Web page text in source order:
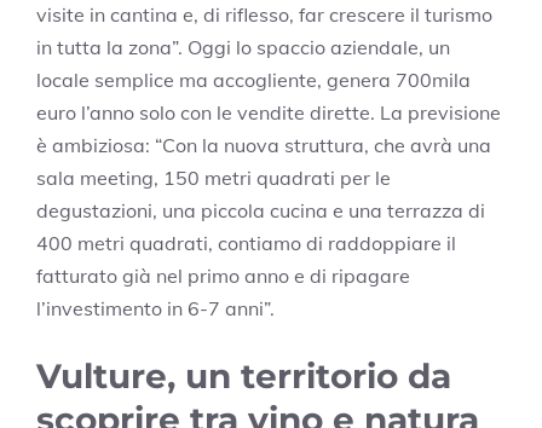
visite in cantina e, di riflesso, far crescere il turismo
in tutta la zona”. Oggi lo spaccio aziendale, un
locale semplice ma accogliente, genera 700mila
euro l’anno solo con le vendite dirette. La previsione
è ambiziosa: “Con la nuova struttura, che avrà una
sala meeting, 150 metri quadrati per le
degustazioni, una piccola cucina e una terrazza di
400 metri quadrati, contiamo di raddoppiare il
fatturato già nel primo anno e di ripagare
l’investimento in 6-7 anni”.
Vulture, un territorio da
scoprire tra vino e natura